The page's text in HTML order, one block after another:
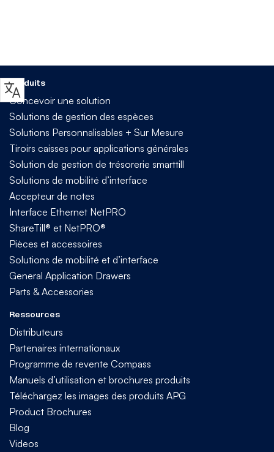
Produits
Concevoir une solution
Solutions de gestion des espèces
Solutions Personnalisables + Sur Mesure
Tiroirs caisses pour applications générales
Solution de gestion de trésorerie smarttill
Solutions de mobilité d’interface
Accepteur de notes
Interface Ethernet NetPRO
ShareTill® et NetPRO®
Pièces et accessoires
Solutions de mobilité et d’interface
General Application Drawers
Parts & Accessories
Ressources
Distributeurs
Partenaires internationaux
Programme de revente Compass
Manuels d’utilisation et brochures produits
Téléchargez les images des produits APG
Product Brochures
Blog
Videos